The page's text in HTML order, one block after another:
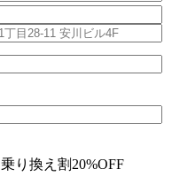
乗り換え割20%OFF